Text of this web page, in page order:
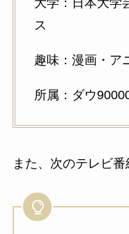
ス
趣味：漫画・ア
所属：ダウ
また、次のテレビ番